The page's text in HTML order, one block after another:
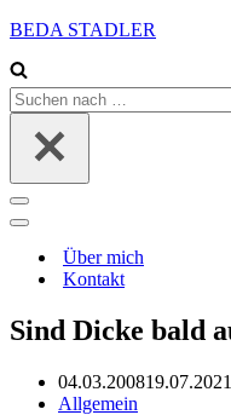
BEDA STADLER
Suchen
nach …
Navigationsmenü
Navigationsmenü
Über mich
Kontakt
Sind Dicke bald
04.03.200819.07.2021
Allgemein